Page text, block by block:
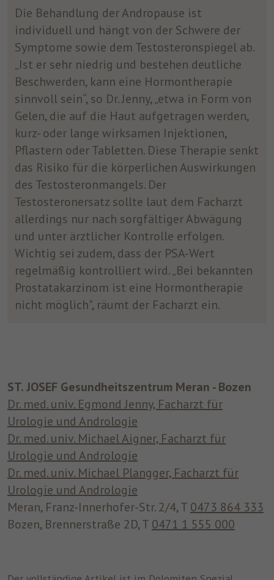
Die Behandlung der Andropause ist
individuell und hängt von der Schwere der
Symptome sowie dem Testosteronspiegel ab.
„Ist er sehr niedrig und bestehen deutliche
Beschwerden, kann eine Hormontherapie
sinnvoll sein“, so Dr. Jenny, „etwa in Form von
Gelen, die auf die Haut aufgetragen werden,
kurz- oder lange wirksamen Injektionen,
Pflastern oder Tabletten. Diese Therapie senkt
das Risiko für die körperlichen Auswirkungen
des Testosteronmangels. Der
Testosteronersatz sollte laut dem Facharzt
allerdings nur nach sorgfältiger Abwägung
und unter ärztlicher Kontrolle erfolgen.
Wichtig sei zudem, dass der PSA-Wert
regelmäßig kontrolliert wird. „Bei bekannten
Prostatakarzinom ist eine Hormontherapie
nicht möglich", räumt der Facharzt ein.
ST. JOSEF Gesundheitszentrum Meran - Bozen
Dr. med. univ. Egmond Jenny, Facharzt für
Urologie und Andrologie
Dr. med. univ. Michael Aigner, Facharzt für
Urologie und Andrologie
Dr. med. univ. Michael Plangger, Facharzt für
Urologie und Andrologie
Meran, Franz-Innerhofer-Str. 2/4, T 0473 864 333
Bozen, Brennerstraße 2D, T 0471 1 555 000